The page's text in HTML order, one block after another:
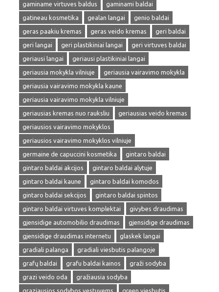
gaminame virtuves baldus
gaminami baldai
gatineau kosmetika
gealan langai
genio baldai
geras paakiu kremas
geras veido kremas
geri baldai
geri langai
geri plastikiniai langai
geri virtuves baldai
geriausi langai
geriausi plastikiniai langai
geriausia mokykla vilniuje
geriausia vairavimo mokykla
geriausia vairavimo mokykla kaune
geriausia vairavimo mokykla vilniuje
geriausias kremas nuo rauksliu
geriausias veido kremas
geriausios vairavimo mokyklos
geriausios vairavimo mokyklos vilniuje
germaine de capuccini kosmetika
gintaro baldai
gintaro baldai akcijos
gintaro baldai alytuje
gintaro baldai kaune
gintaro baldai komodos
gintaro baldai sekcijos
gintaro baldai spintos
gintaro baldai virtuves komplektai
givybes draudimas
gjensidige automobilio draudimas
gjensidige draudimas
gjensidige draudimas internetu
glaskek langai
gradiali palanga
gradiali viesbutis palangoje
grafų baldai
grafu baldai kainos
graži sodyba
grazi veido oda
gražiausia sodyba
graziausios sodybos vestuvems
green viesbutis